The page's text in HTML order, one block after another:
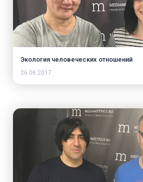
Экология человеческих отношений
26.06.2017